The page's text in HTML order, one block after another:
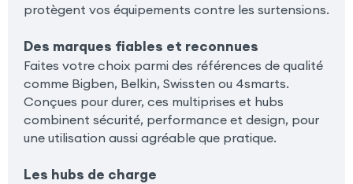
protègent vos équipements contre les surtensions.
Des marques fiables et reconnues
Faites votre choix parmi des références de qualité
comme Bigben, Belkin, Swissten ou 4smarts.
Conçues pour durer, ces multiprises et hubs
combinent sécurité, performance et design, pour
une utilisation aussi agréable que pratique.
Les hubs de charge